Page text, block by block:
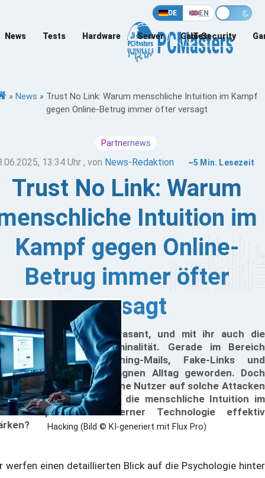
DE EN
News Tests Hardware Server Games
IT-Security
» News » Trust No Link: Warum menschliche Intuition im Kampf
gegen Online-Betrug immer öfter versagt
Partnernews
13:34 Uhr , von News-Redaktion ~5 Min. Lesezeit
Trust No Link: Warum
Intuition im
Kampf gegen Online-
Betrug immer öfter
versagt
digitale Welt wächst rasant, und mit ihr auch die
durch Cyberkriminalität. Gerade im Bereich
Betrug sind Phishing-Mails, Fake-Links und
Scam-Kampagnen Alltag geworden. Doch
fallen selbst erfahrene Nutzer auf solche Attacken
Und wie lässt sich die menschliche Intuition im
mit moderner Technologie effektiv
Hacking (Bild © KI-generiert mit Flux Pro)
werfen einen detaillierten Blick auf die Psychologie hinter